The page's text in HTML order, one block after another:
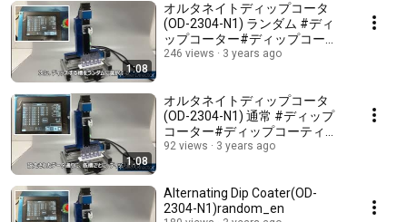
1:08
オルタネイトディップコータ
(OD-2304-N1) ランダム #ディ
ップコーター#ディップコーテ
ィング#ディップ#受託コート
246 views 3 years ago
1:08
オルタネイトディップコータ
(OD-2304-N1) 通常 #ディップ
コーター#ディップコーティン
グ#ディップ#受託コート#UV
92 views 3 years ago
Alternating Dip Coater(OD-
2304-N1)random_en